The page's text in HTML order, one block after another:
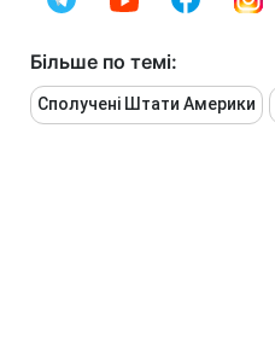
Більше по темі:
Сполучені Штати Америки